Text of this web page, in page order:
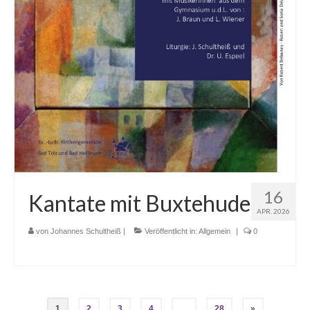
16
APR. 2026
Kantate mit Buxtehude
von Johannes Schultheiß | Veröffentlicht in: Allgemein | 0